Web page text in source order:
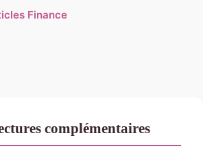
Finance
complémentaires